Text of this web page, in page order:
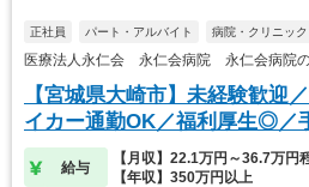
正社員 パート・アルバイト 病院・クリニック
医療法人永仁会 永仁会病院 永仁会病院の
【宮城県大崎市】未経験歓迎
イカー通勤OK／福利厚生◎／
可能
給与
【月収】22.1万円～36.7万円
【年収】350万円以上